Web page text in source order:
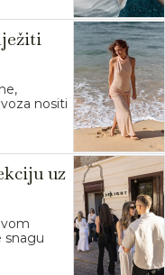
nositi
uz
snagu